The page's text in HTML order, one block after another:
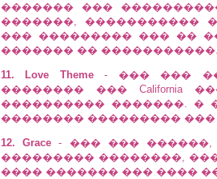
������� ���
�������, �����������
��� ��������� ��� ��
������� ��
11. Love Theme- ��� ���
�������� ��� California
���������� �������. �
�������� ���������
12. Grace - ��� ��� ������,
��������� ��������,
���� ������� ��� ����